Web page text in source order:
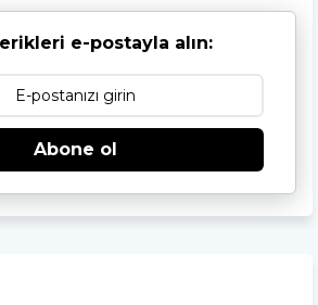
e-postayla alın:
Abone ol